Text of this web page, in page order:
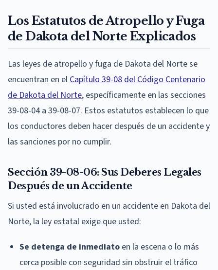
Los Estatutos de Atropello y Fuga
de Dakota del Norte Explicados
Las leyes de atropello y fuga de Dakota del Norte se
encuentran en el Capítulo 39-08 del Código Centenario
de Dakota del Norte, específicamente en las secciones
39-08-04 a 39-08-07. Estos estatutos establecen lo que
los conductores deben hacer después de un accidente y
las sanciones por no cumplir.
Sección 39-08-06: Sus Deberes Legales
Después de un Accidente
Si usted está involucrado en un accidente en Dakota del
Norte, la ley estatal exige que usted:
Se detenga de inmediato en la escena o lo más
cerca posible con seguridad sin obstruir el tráfico